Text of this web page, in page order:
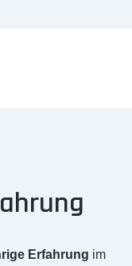
Erfahrung im